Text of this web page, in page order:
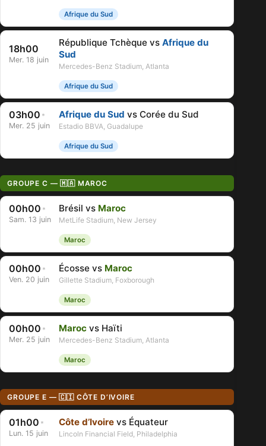
Afrique du Sud
18h00
Mer. 18 juin
République Tchèque vs Afrique du
Sud
Mercedes-Benz Stadium, Atlanta
Afrique du Sud
03h00 *
Mer. 25 juin
Afrique du Sud vs Corée du Sud
Estadio BBVA, Guadalupe
Afrique du Sud
GROUPE C — 🇲🇦 MAROC
00h00 *
Sam. 13 juin
Brésil vs Maroc
MetLife Stadium, New Jersey
Maroc
00h00 *
Ven. 20 juin
Écosse vs Maroc
Gillette Stadium, Foxborough
Maroc
00h00 *
Mer. 25 juin
Maroc vs Haïti
Mercedes-Benz Stadium, Atlanta
Maroc
GROUPE E — 🇨🇮 CÔTE D’IVOIRE
01h00 *
Lun. 15 juin
Côte d’Ivoire vs Équateur
Lincoln Financial Field, Philadelphia